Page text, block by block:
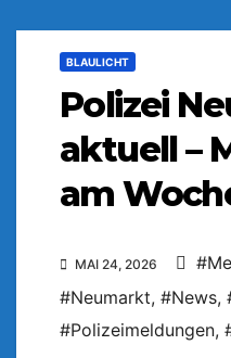
BLAULICHT
Polizei
aktuell –
am
MAI 24, 2026
#Neumarkt, #News,
#Polizeimeldungen,